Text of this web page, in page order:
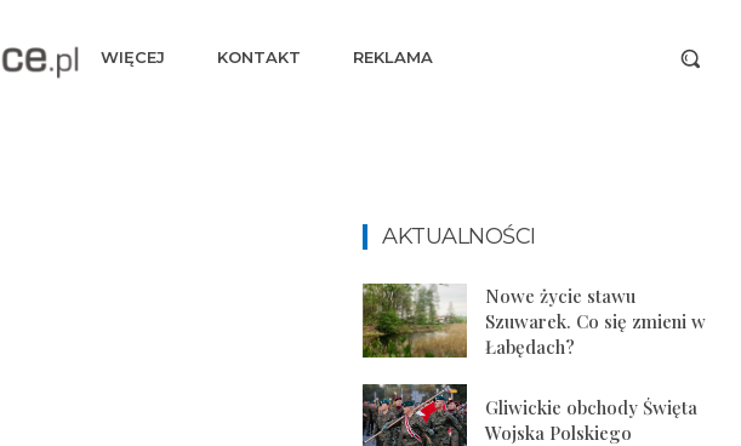
WIĘCEJ KONTAKT REKLAMA
AKTUALNOŚCI
Nowe życie stawu
Szuwarek. Co się zmieni w
Łabędach?
Gliwickie obchody Święta
Wojska Polskiego